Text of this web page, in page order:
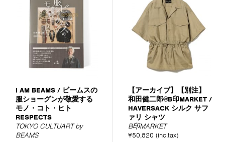
I AM BEAMS / ビームスの
服ショーグンが敬愛する
モノ・コト・ヒト
RESPECTS
TOKYO CULTUART by
BEAMS
【アーカイブ】【別注】
和田健二郎@B印MARKET /
HAVERSACK シルク サフ
ァリ シャツ
B印MARKET
¥50,820 (inc.tax)